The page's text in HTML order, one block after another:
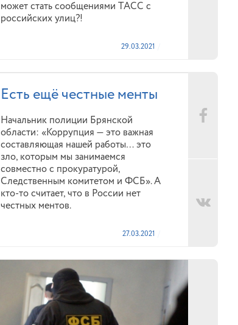
может стать сообщениями ТАСС с
российских улиц?!
29.03.2021
Есть ещё честные менты
Начальник полиции Брянской
области: «Коррупция — это важная
составляющая нашей работы… это
зло, которым мы занимаемся
совместно с прокуратурой,
Следственным комитетом и ФСБ». А
кто-то считает, что в России нет
честных ментов.
27.03.2021